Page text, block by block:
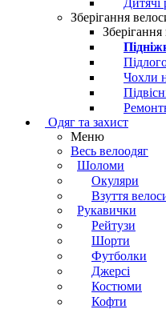
Дитячі
Зберігання
Чохли
Одяг та захист
Меню
Весь велоодяг
Шоломи
Окуляри
Взуття
Рукавички
Рейтузи
Шорти
Футболки
Джерсі
Костюми
Кофти